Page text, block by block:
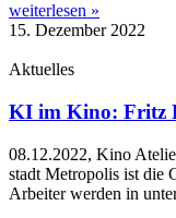
weiterlesen »
15. Dezember 2022
Aktuelles
KI im Kino: Fritz
08.12.2022, Kino
stadt Metro­po­lis ist die
Arbei­ter wer­den in